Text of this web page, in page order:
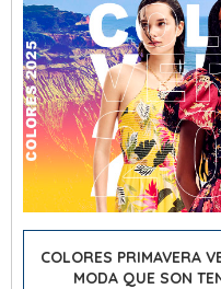
COLORES PRIMAVERA
MODA QUE SON